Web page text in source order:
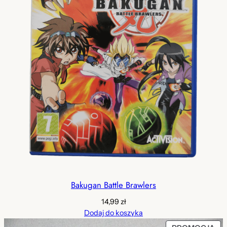
Bakugan Battle Brawlers
14,99 zł
Dodaj do koszyka